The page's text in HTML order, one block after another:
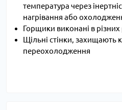
температура через
нагрівання або
Горщики виконані в
Щільні стінки, захищають
переохолодження